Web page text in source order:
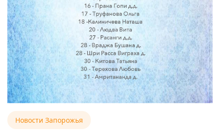
Новости Запорожья